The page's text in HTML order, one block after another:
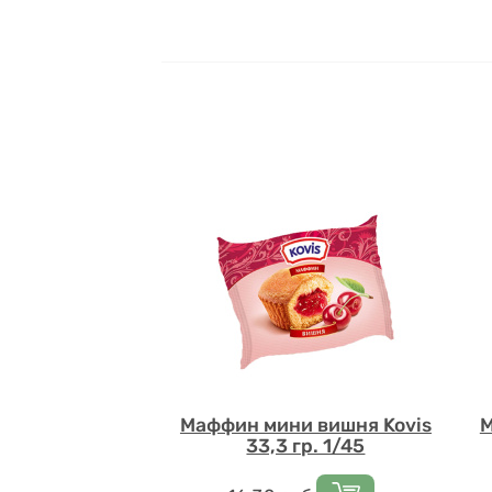
Маффин мини вишня Kovis
33,3 гр. 1/45